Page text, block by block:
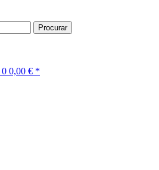
Procurar
0 0,00 € *